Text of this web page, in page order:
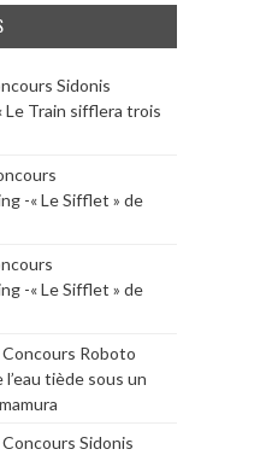
Sidonis
Train sifflera trois
-« Le Sifflet » de
-« Le Sifflet » de
Concours Roboto
tiède sous un
Concours Sidonis